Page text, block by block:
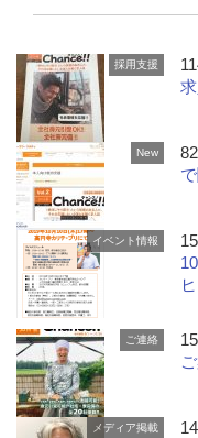
採用支援
New
イベント情報
ご連絡
メディア掲載